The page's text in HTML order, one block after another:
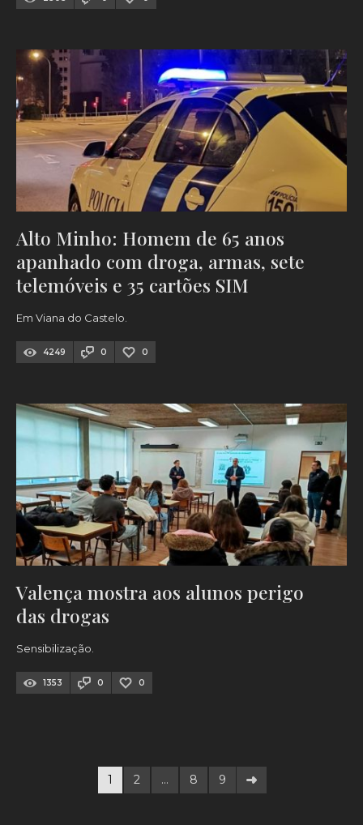
Alto Minho: Homem de 65 anos
apanhado com droga, armas, sete
telemóveis e 35 cartões SIM
Em Viana do Castelo.
4249 0 0
Valença mostra aos alunos perigo
das drogas
Sensibilização.
1353 0 0
1 2 … 8 9